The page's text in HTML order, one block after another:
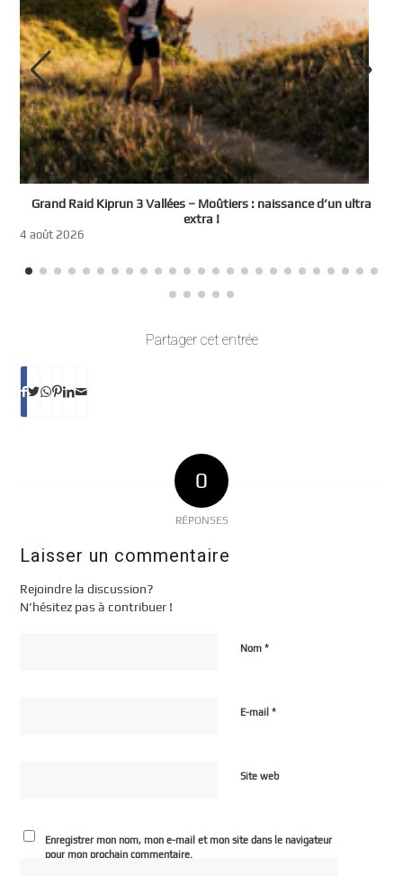
Grand Raid Kiprun 3 Vallées – Moûtiers : naissance d’un ultra
extra !
4 août 2026
Partager cet entrée
0
RÉPONSES
Laisser un commentaire
Rejoindre la discussion?
N’hésitez pas à contribuer !
Nom*
E-mail*
Site web
Enregistrer mon nom, mon e-mail et mon site dans le navigateur
pour mon prochain commentaire.